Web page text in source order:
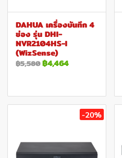
DAHUA เครื่องบันทึก 4
ช่อง รุ่น DHI-
NVR2104HS-I
(WizSense)
฿5,580฿4,464
-20%